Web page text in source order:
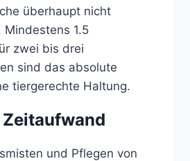
überhaupt nicht
1.5
zwei bis drei
sind das absolute
tiergerechte Haltung.
und Pflegen von